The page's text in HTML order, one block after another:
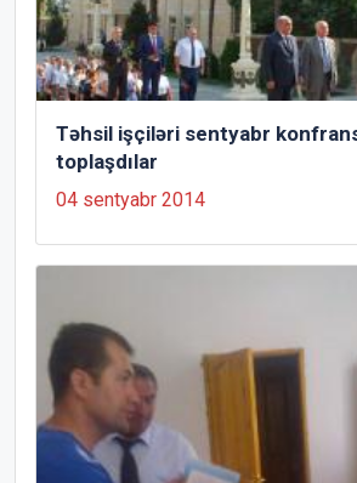
Təhsil işçiləri sentyabr
toplaşdılar
04 sentyabr 2014